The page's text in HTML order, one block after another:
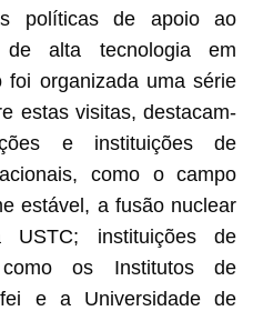
políticas de apoio ao
de alta tecnologia em
foi organizada uma série
estas visitas, destacam-
e instituições de
como o campo
estável, a fusão nuclear
instituições de
como os Institutos de
e a Universidade de